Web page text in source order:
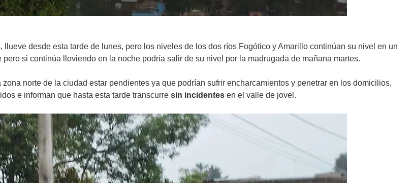
desde esta tarde de lunes, pero los niveles de los dos ríos Fogótico y Amarillo continúan su nivel en un
pero si continúa lloviendo en la noche podría salir de su nivel por la madrugada de mañana martes.
norte de la ciudad estar pendientes ya que podrían sufrir encharcamientos y penetrar en los domicilios,
e informan que hasta esta tarde transcurre sin incidentes en el valle de jovel.